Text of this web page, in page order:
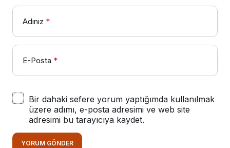
Adınız *
E-Posta *
Bir dahaki sefere yorum yaptığımda kullanılmak
üzere adımı, e-posta adresimi ve web site
adresimi bu tarayıcıya kaydet.
YORUM GÖNDER